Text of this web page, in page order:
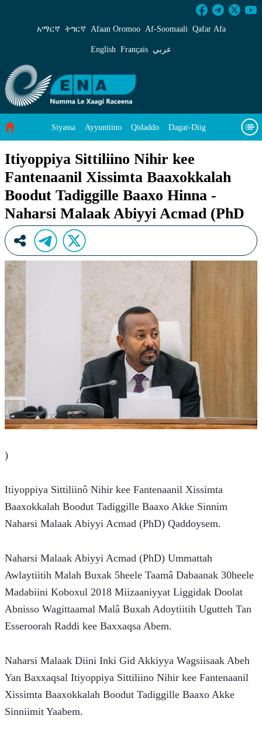
Itiyoppiya Sittiliino Nihir kee Fantenaanil
አማርኛ ትግርኛ Afaan Oromoo Af‑Soomaali Qafar Afa
English Français عربي
Siyassa Ayyuntiino Qidaddo Dagar-Diig
Baad Caddoh Xaagu Cibtaati Viixiyo Ni Caagiida
Itiyoppiya Sittiliino Nihir kee
Fantenaanil Xissimta Baaxokkalah
Boodut Tadiggille Baaxo Hinna -
Naharsi Malaak Abiyyi Acmad (PhD
)
Itiyoppiya Sittiliinô Nihir kee Fantenaanil Xissimta
Baaxokkalah Boodut Tadiggille Baaxo Akke Sinnim
Naharsi Malaak Abiyyi Acmad (PhD) Qaddoysem.
Naharsi Malaak Abiyyi Acmad (PhD) Ummattah
Awlaytiitih Malah Buxak 5heele Taamâ Dabaanak 30heele
Madabiini Koboxul 2018 Miizaaniyyat Liggidak Doolat
Abnisso Wagittaamal Malâ Buxah Adoytiitih Ugutteh Tan
Esseroorah Raddi kee Baxxaqsa Abem.
Naharsi Malaak Diini Inki Gid Akkiyya Wagsiisaak Abeh
Yan Baxxaqsal Itiyoppiya Sittiliino Nihir kee Fantenaanil
Xissimta Baaxokkalah Boodut Tadiggille Baaxo Akke
Sinniimit Yaabem.